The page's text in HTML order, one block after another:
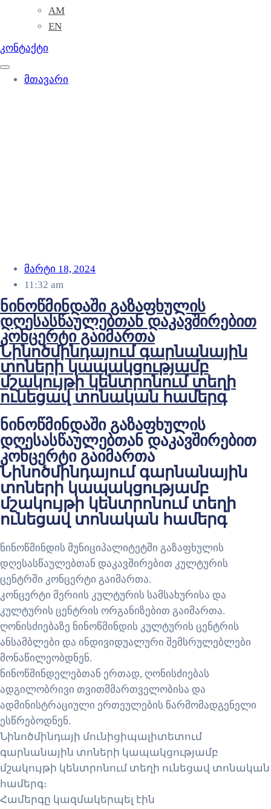
AM
EN
კონტაქტი
მთავარი
მარტი 18, 2024
11:32 am
ნინოწმინდაში გაზაფხულის
დღესასწაულებთან დაკავშირებით
კონცერტი გაიმართა
Նինոծմինդայում գարնանային
տոների կապակցությամբ
մշակույթի կենտրոնում տեղի
ունեցավ տոնական համերգ
ნინოწმინდაში გაზაფხულის
დღესასწაულებთან დაკავშირებით
კონცერტი გაიმართა
Նինոծմինդայում գարնանային
տոների կապակցությամբ
մշակույթի կենտրոնում տեղի
ունեցավ տոնական համերգ
ნინოწმინდის მუნიციპალიტეტში გაზაფხულის
დღესასწაულებთან დაკავშირებით კულტურის
ცენტრში კონცერტი გაიმართა.
კონცერტი მერიის კულტურის სამსახურისა და
კულტურის ცენტრის ორგანიზებით გაიმართა.
ღონისძიებაზე ნინოწმინდის კულტურის ცენტრის
ანსამბლები და ინდივიდუალური შემსრულებლები
მონაწილეობდნენ.
ნინოწმინდელებთან ერთად, ღონისძიებას
ადგილობრივი თვითმმართველობისა და
ადმინისტრაციული ერთეულების წარმომადგენელი
ესწრებოდნენ.
Նինոծմինդայի մունիցիպալիտետում
գարնանային տոների կապակցությամբ
մշակույթի կենտրոնում տեղի ունեցավ տոնական
համերգ։
Համերգը կազմակերպել էին